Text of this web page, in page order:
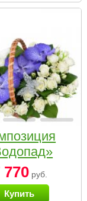
770руб.
Купить